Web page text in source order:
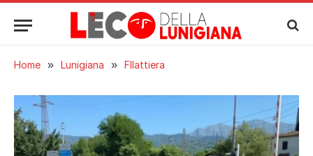
Home » Lunigiana » FIlattiera